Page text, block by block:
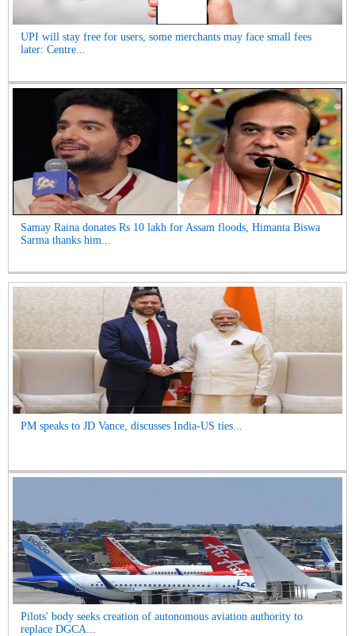
UPI will stay free for users, some merchants may face small fees
later: Centre...
Samay Raina donates Rs 10 lakh for Assam floods, Himanta Biswa
Sarma thanks him...
PM speaks to JD Vance, discusses India-US ties...
Pilots' body seeks creation of autonomous aviation authority to
replace DGCA...